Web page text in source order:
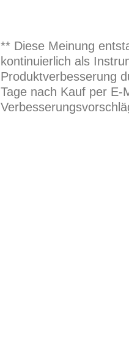
** Diese Meinung
kontinuierlich als
Produktverbesserung
Tage nach Kauf per E-